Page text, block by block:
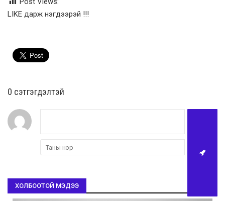
LIKE дарж нэгдээрэй !!!
0 cэтгэгдэлтэй
ХОЛБООТОЙ МЭДЭЭ